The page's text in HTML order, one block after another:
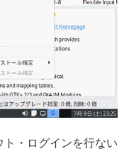
ト・ログインを行ない